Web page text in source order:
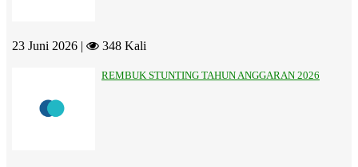
23 Juni 2026 | 348 Kali
REMBUK STUNTING TAHUN ANGGARAN 2026